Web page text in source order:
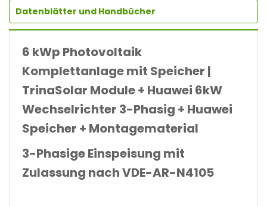
Datenblätter und Handbücher
6 kWp Photovoltaik
Komplettanlage mit Speicher |
TrinaSolar Module + Huawei 6kW
Wechselrichter 3-Phasig + Huawei
Speicher + Montagematerial
3-Phasige Einspeisung mit
Zulassung nach VDE-AR-N4105